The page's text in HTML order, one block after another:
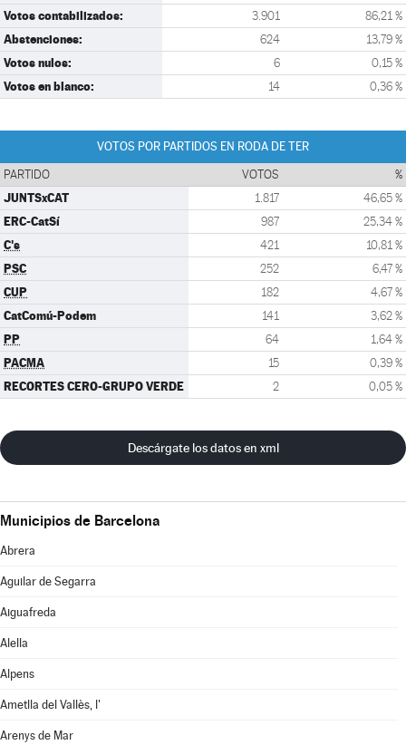
Votos contabilizados: 3.901 86,21 %
Abstenciones: 624 13,79 %
Votos nulos: 6 0,15 %
Votos en blanco: 14 0,36 %
VOTOS POR PARTIDOS EN RODA DE TER
PARTIDO VOTOS %
JUNTSxCAT 1.817 46,65 %
ERC-CatSí 987 25,34 %
C's 421 10,81 %
PSC 252 6,47 %
CUP 182 4,67 %
CatComú-Podem 141 3,62 %
PP 64 1,64 %
PACMA 15 0,39 %
RECORTES CERO-GRUPO VERDE 2 0,05 %
Descárgate los datos en xml
Municipios de Barcelona
Abrera
Aguilar de Segarra
Aiguafreda
Alella
Alpens
Ametlla del Vallès, l'
Arenys de Mar